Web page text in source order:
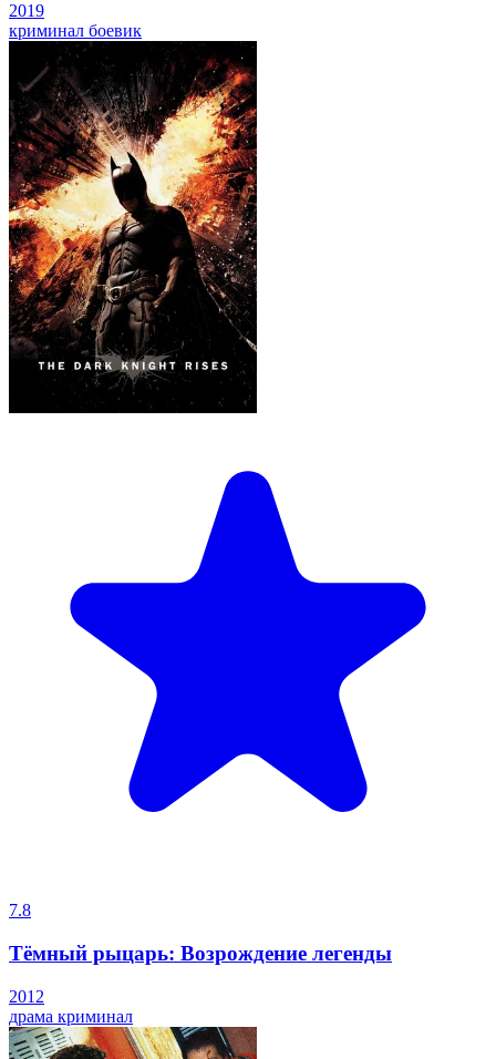
2019
криминал боевик
7.8
Тёмный рыцарь: Возрождение легенды
2012
драма криминал